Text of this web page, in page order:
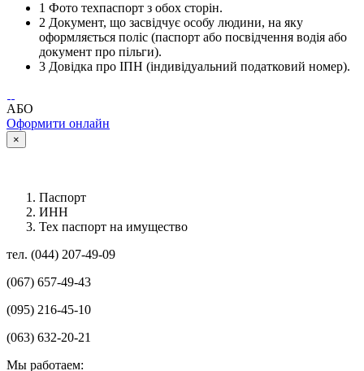
1 Фото техпаспорт з обох сторін.
2 Документ, що засвідчує особу людини, на яку
оформляється поліс (паспорт або посвідчення водія або
документ про пільги).
3 Довідка про ІПН (індивідуальний податковий номер).
АБО
Оформити онлайн
×
Паспорт
ИНН
Тех паспорт на имущество
тел. (044) 207-49-09
(067) 657-49-43
(095) 216-45-10
(063) 632-20-21
Мы работаем: